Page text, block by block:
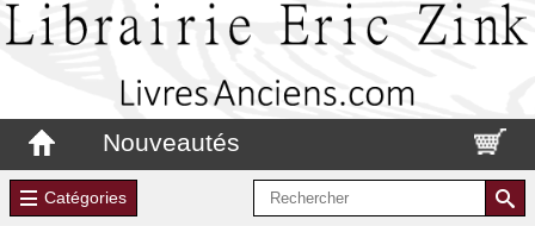
Nouveautés
Catégories